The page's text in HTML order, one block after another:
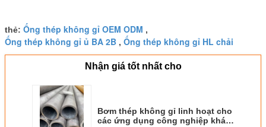
thẻ: Ống thép không gỉ OEM ODM ,
Ống thép không gỉ ủ BA 2B , Ống thép không gỉ HL chải
Nhận giá tốt nhất cho
Bơm thép không gỉ linh hoạt cho
các ứng dụng công nghiệp khác